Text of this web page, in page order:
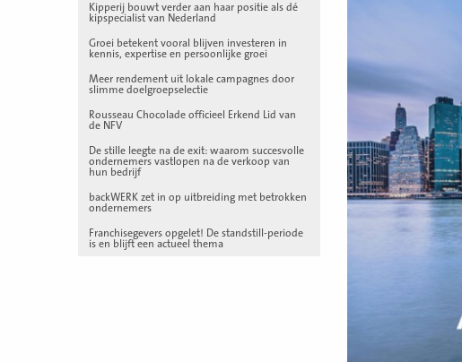
Kipperij bouwt verder aan haar positie als dé
kipspecialist van Nederland
Groei betekent vooral blijven investeren in
kennis, expertise en persoonlijke groei
Meer rendement uit lokale campagnes door
slimme doelgroepselectie
Rousseau Chocolade officieel Erkend Lid van
de NFV
De stille leegte na de exit: waarom succesvolle
ondernemers vastlopen na de verkoop van
hun bedrijf
backWERK zet in op uitbreiding met betrokken
ondernemers
Franchisegevers opgelet! De standstill-periode
is en blijft een actueel thema